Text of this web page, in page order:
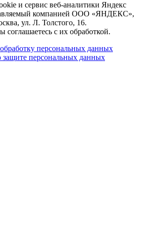
и сервис веб-аналитики Яндекс
компанией ООО «ЯНДЕКС»,
ул. Л. Толстого, 16.
соглашаетесь с их обработкой.
персональных данных
персональных данных